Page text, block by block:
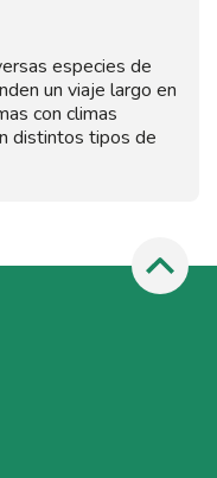
especies de
un viaje largo en
con climas
distintos tipos de